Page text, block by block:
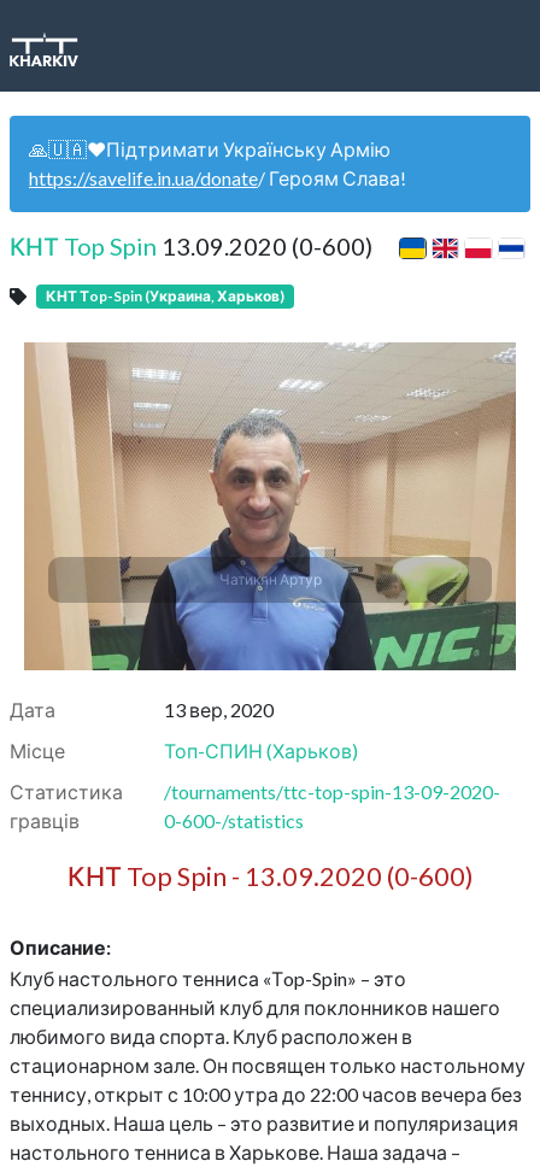
🙏🇺🇦❤️Підтримати Українську Армію
https://savelife.in.ua/donate/ Героям Слава!
КНТ Top Spin 13.09.2020 (0-600)
КНТ Тop-Spin (Украина, Харьков)
Чатикян Артур
Дата
13 вер, 2020
Місце
Топ-СПИН (Харьков)
Статистика
гравців
/tournaments/ttc-top-spin-13-09-2020-
0-600-/statistics
КНТ Top Spin - 13.09.2020 (0-600)
Описание:
Клуб настольного тенниса «Тop-Spin» – это
специализированный клуб для поклонников нашего
любимого вида спорта. Клуб расположен в
стационарном зале. Он посвящен только настольному
теннису, открыт с 10:00 утра до 22:00 часов вечера без
выходных. Наша цель – это развитие и популяризация
настольного тенниса в Харькове. Наша задача –